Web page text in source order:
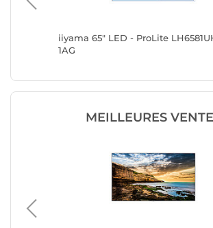
iiyama 65" LED - ProLite
1AG
MEILLEURES